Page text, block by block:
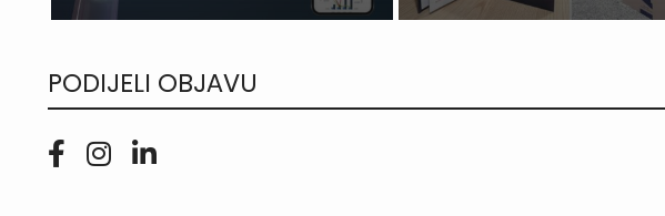
PODIJELI OBJAVU